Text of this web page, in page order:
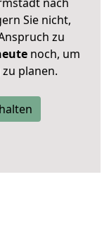
Sie nicht,
zu
noch, um
zu planen.